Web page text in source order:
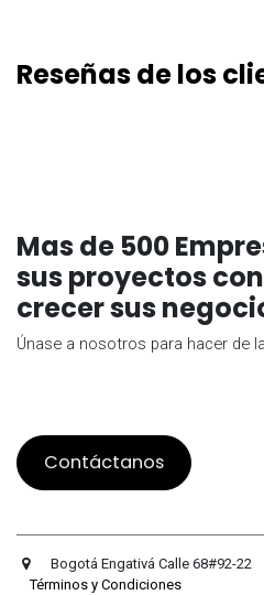
Reseñas de los
Mas de 500
sus proyectos
crecer sus
Únase a nosotros para hacer de
Contáctanos
Bogotá
Términos y Condiciones